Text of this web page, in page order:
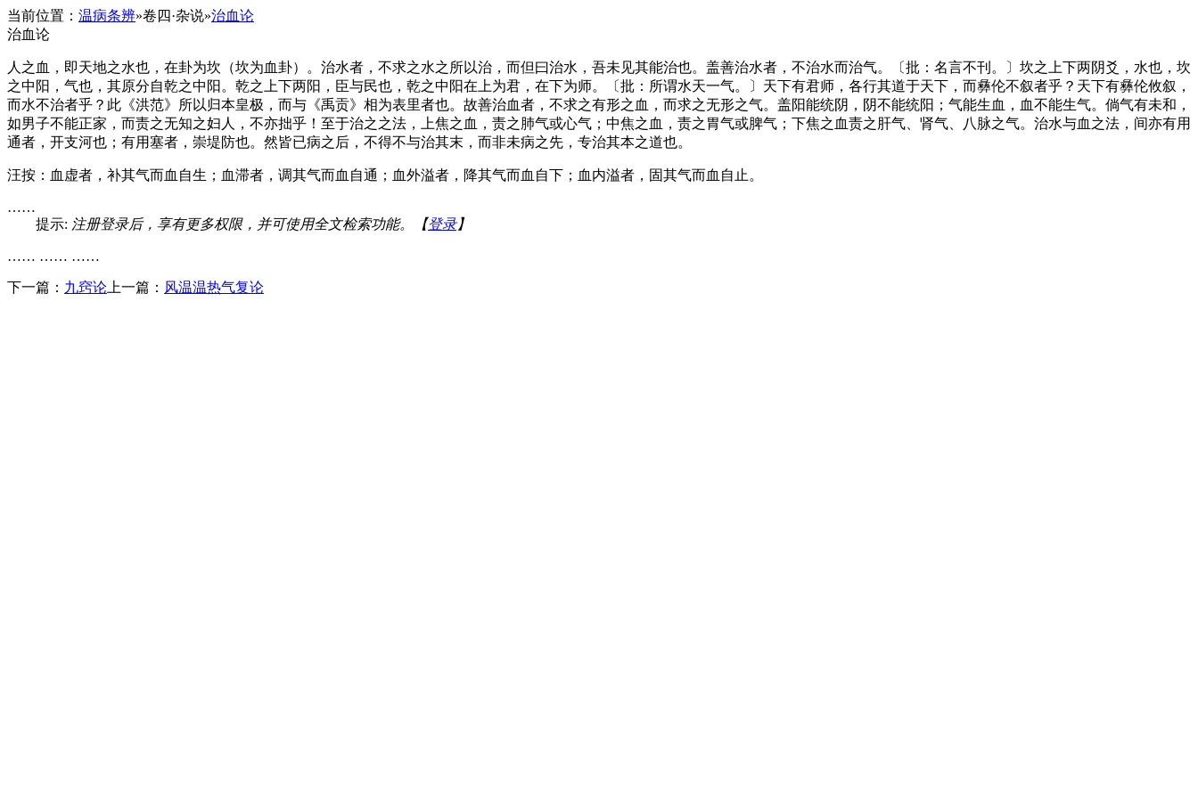
当前位置： 温病条辨»卷四·杂说»治血论
治血论
人之血，即天地之水也，在卦为坎（坎为血卦）。治水者，不求之水之所以治，而但曰治水，吾未见其能治也。盖善治水者，不治水而治气。〔批：名言不刊。〕坎之上下两阴爻，水也，坎
之中阳，气也，其原分自乾之中阳。乾之上下两阳，臣与民也，乾之中阳在上为君，在下为师。〔批：所谓水天一气。〕天下有君师，各行其道于天下，而彝伦不叙者乎？天下有彝伦攸叙，
而水不治者乎？此《洪范》所以归本皇极，而与《禹贡》相为表里者也。故善治血者，不求之有形之血，而求之无形之气。盖阳能统阴，阴不能统阳；气能生血，血不能生气。倘气有未和，
如男子不能正家，而责之无知之妇人，不亦拙乎！至于治之之法，上焦之血，责之肺气或心气；中焦之血，责之胃气或脾气；下焦之血责之肝气、肾气、八脉之气。治水与血之法，间亦有用
通者，开支河也；有用塞者，崇堤防也。然皆已病之后，不得不与治其末，而非未病之先，专治其本之道也。
汪按：血虚者，补其气而血自生；血滞者，调其气而血自通；血外溢者，降其气而血自下；血内溢者，固其气而血自止。
……
提示: 注册登录后，享有更多权限，并可使用全文检索功能。【登录】
…… …… ……
下一篇： 九窍论 上一篇： 风温温热气复论